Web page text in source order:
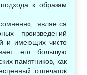
к образам
является
произведений
и имеющих чисто
его большую
памятников, как
отпечаток